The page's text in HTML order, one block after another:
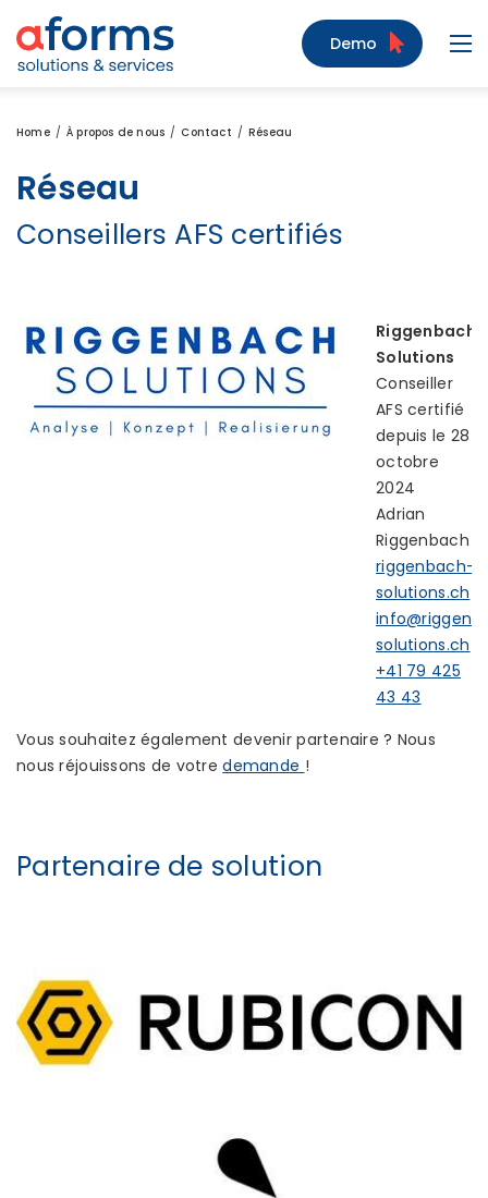
Zum Inhalt
Zum Menü
Zur Suche
Demo
Home À propos de nous Contact Réseau
Réseau
Conseillers AFS certifiés
Riggenbach
Solutions
Conseiller
AFS certifié
depuis le 28
octobre
2024
Adrian
Riggenbach
riggenbach-
solutions.ch
solutions.ch
+41 79 425
43 43
Vous souhaitez également devenir partenaire ? Nous
nous réjouissons de votredemande !
Partenaire de solution